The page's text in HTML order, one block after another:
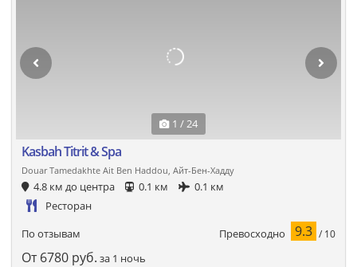
1 / 24
Kasbah Titrit & Spa
Douar Tamedakhte Ait Ben Haddou, Айт-Бен-Хадду
4.8 км до центра 0.1 км
0.1 км
Ресторан
По отзывам Превосходно 9.3 / 10
От 6780 руб. за 1 ночь